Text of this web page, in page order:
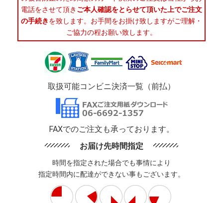
電話をさせて頂き ご本人確認をとらせて頂いた上でご注文
の手続きを致します。お手間をお掛け致しますがご理解・
ご協力の程お願い致します。
取扱可能コンビニ決済一覧（前払）
FAXでのご注文も承っております。
お届け先時間指定
時間を指定された場合でも事情により
指定時間内に配達ができない事もございます。